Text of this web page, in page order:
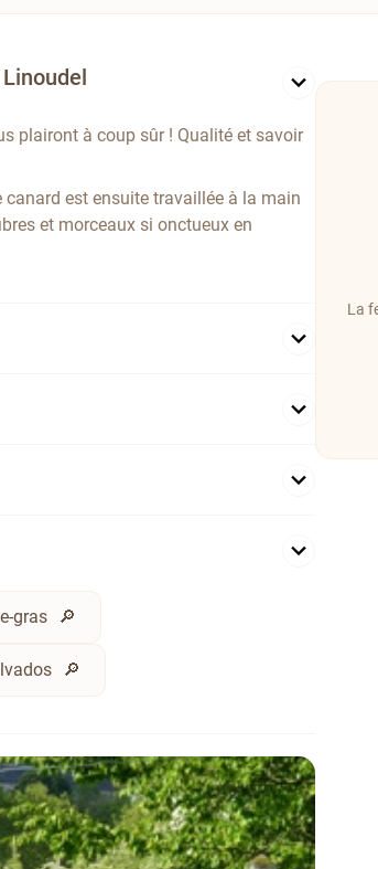
plairont à coup sûr ! Qualité et savoir
est ensuite travaillée à la main
et morceaux si onctueux en
gras
La